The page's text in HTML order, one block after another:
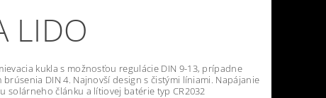
LIDO
kukla s možnosťou regulácie DIN 9-13, prípadne
brúsenia DIN 4. Najnovší design s čistými líniami. Napájanie
solárneho článku a lítiovej batérie typ CR2032